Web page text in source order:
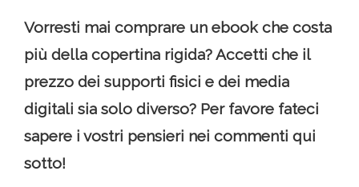
Vorresti mai comprare un ebook che costa
più della copertina rigida? Accetti che il
prezzo dei supporti fisici e dei media
digitali sia solo diverso? Per favore fateci
sapere i vostri pensieri nei commenti qui
sotto!